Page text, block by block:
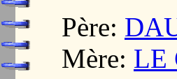
Père:
Mère: LE